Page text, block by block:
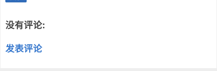
没有评论:
发表评论